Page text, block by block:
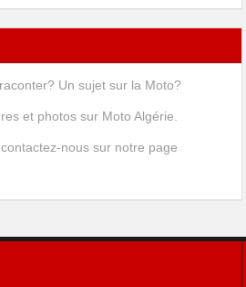
Un sujet sur la Moto?
et photos sur Moto Algérie.
nous sur notre page